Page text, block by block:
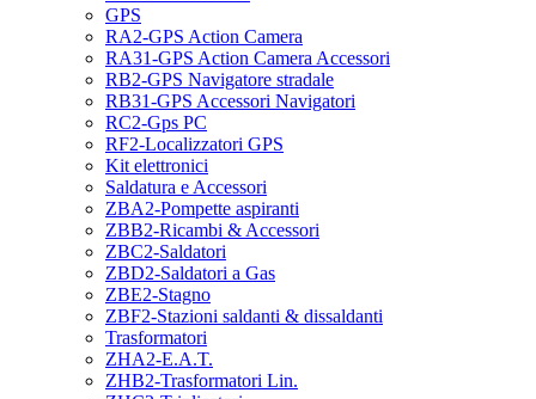
GPS
RA2-GPS Action Camera
RA31-GPS Action Camera Accessori
RB2-GPS Navigatore stradale
RB31-GPS Accessori Navigatori
RC2-Gps PC
RF2-Localizzatori GPS
Kit elettronici
Saldatura e Accessori
ZBA2-Pompette aspiranti
ZBB2-Ricambi & Accessori
ZBC2-Saldatori
ZBD2-Saldatori a Gas
ZBE2-Stagno
ZBF2-Stazioni saldanti & dissaldanti
Trasformatori
ZHA2-E.A.T.
ZHB2-Trasformatori Lin.